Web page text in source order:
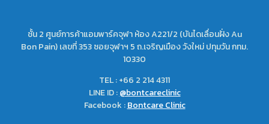
ชั้น 2 ศูนย์การค้าแอมพาร์คจุฬา ห้อง A221/2 (บันไดเลื่อนฝั่ง Au
Bon Pain) เลขที่ 353 ซอยจุฬาฯ 5 ถ.เจริญเมือง วังใหม่ ปทุมวัน กทม.
10330
TEL : +66 2 214 4311
LINE ID :@bontcareclinic
Facebook :Bontcare Clinic